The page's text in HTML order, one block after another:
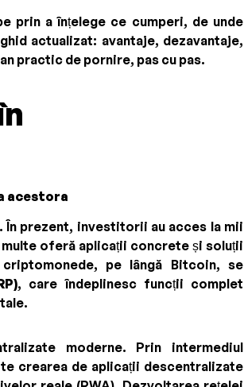
prin a înțelege ce cumperi, de unde
actualizat: avantaje, dezavantaje,
practic de pornire, pas cu pas.
acestora
În prezent, investitorii au acces la mii
oferă aplicații concrete și soluții
pe lângă Bitcoin, se
, care îndeplinesc funcții complet
moderne. Prin intermediul
crearea de aplicații descentralizate